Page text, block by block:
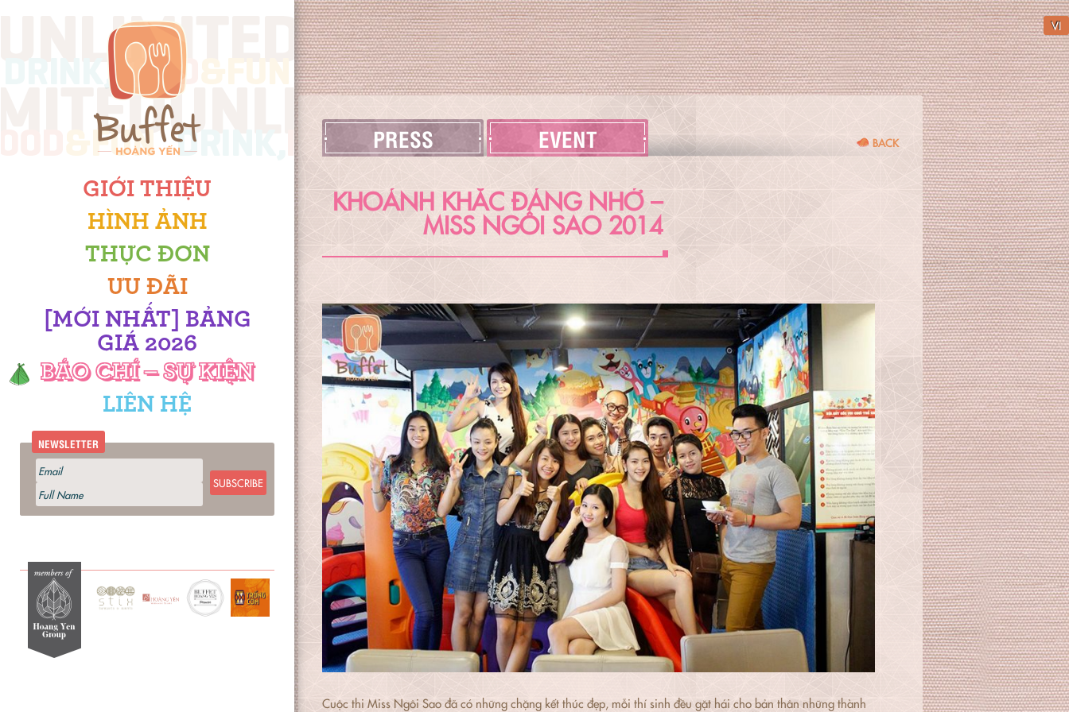
GIỚI THIỆU
HÌNH ẢNH
THỰC ĐƠN
ƯU ĐÃI
[MỚI NHẤT] BẢNG
GIÁ 2026
BÁO CHÍ – SỰ KIỆN
LIÊN HỆ
NEWSLETTER
SUBSCRIBE
VI
PRESS EVENT BACK
KHOẢNH KHẮC ĐÁNG NHỚ –
MISS NGÔI SAO 2014
Cuộc thi Miss Ngôi Sao đã có những chặng kết thúc đẹp, mỗi thí sinh đều gặt hái cho bản thân những thành